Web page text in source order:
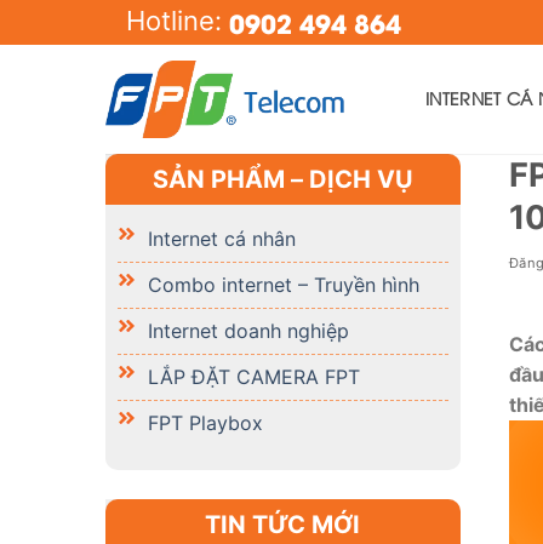
to
Hotline: 0902 494 864
INTERNET CÁ
SẢN PHẨM – DỊCH VỤ
Internet cá nhân
Combo internet – Truyền hình
Internet doanh nghiệp
LẮP ĐẶT CAMERA FPT
FPT Playbox
TIN TỨC MỚI